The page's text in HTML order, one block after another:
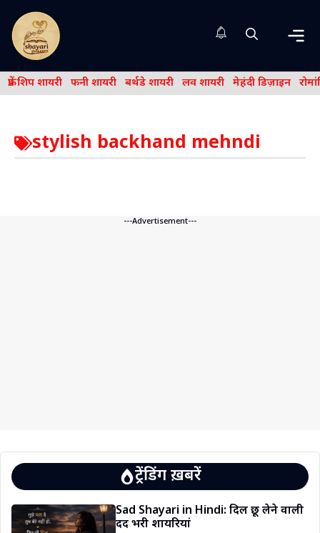
content
फ्रेंड शिप शायरी फनी शायरी बर्थडे शायरी लव शायरी मेहंदी डिज़ाइन
stylish backhand mehndi
---Advertisement---
ट्रेंडिंग ख़बरें
Sad Shayari in Hindi: दिल छू लेने वाली
दर्द भरी शायरियां